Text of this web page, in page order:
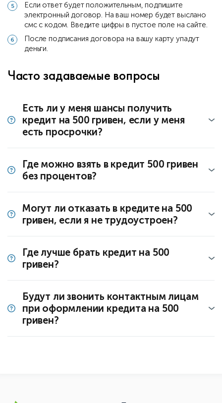
Если ответ будет положительным, подпишите
электронный договор. На ваш номер будет выслано
смс с кодом. Введите цифры в пустое поле на сайте.
После подписания договора на вашу карту упадут
деньги.
Часто задаваемые вопросы
Есть ли у меня шансы получить
кредит на 500 гривен, если у меня
есть просрочки?
Где можно взять в кредит 500 гривен
без процентов?
Могут ли отказать в кредите на 500
гривен, если я не трудоустроен?
Где лучше брать кредит на 500
гривен?
Будут ли звонить контактным лицам
при оформлении кредита на 500
гривен?